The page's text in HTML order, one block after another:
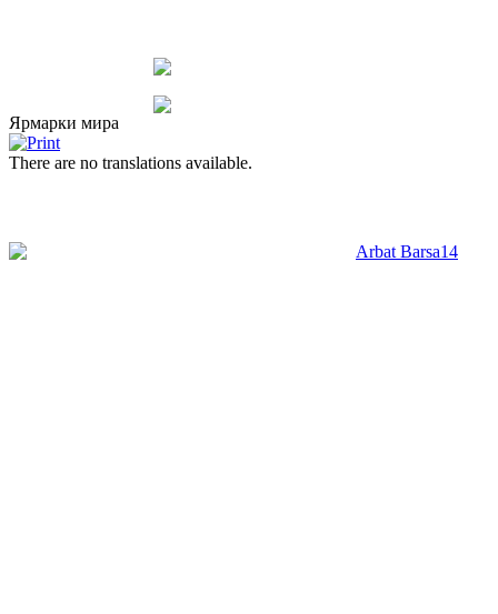
Ярмарки мира
There are no translations available.